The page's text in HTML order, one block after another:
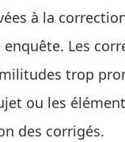
à la
Les
trop
ou les
des corrigés.